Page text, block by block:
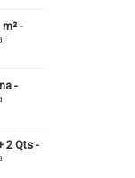
.61m² ,
-
.61m² ,
-
2 Qts -